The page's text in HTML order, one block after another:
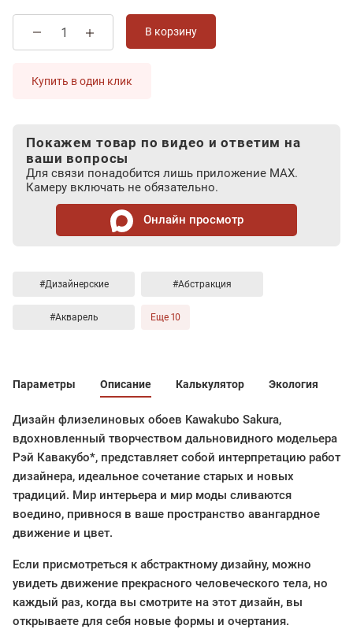
В корзину
Купить в один клик
Покажем товар по видео и ответим на
ваши вопросы
Для связи понадобится лишь приложение MAX.
Камеру включать не обязательно.
Онлайн просмотр
#Дизайнерские #Абстракция
#Акварель Еще 10
Параметры Описание Калькулятор Экология
Дизайн флизелиновых обоев Kawakubo Sakura,
вдохновленный творчеством дальновидного модельера
Рэй Кавакубо*, представляет собой интерпретацию работ
дизайнера, идеальное сочетание старых и новых
традиций. Мир интерьера и мир моды сливаются
воедино, привнося в ваше пространство авангардное
движение и цвет.
Если присмотреться к абстрактному дизайну, можно
увидеть движение прекрасного человеческого тела, но
каждый раз, когда вы смотрите на этот дизайн, вы
открываете для себя новые формы и очертания.